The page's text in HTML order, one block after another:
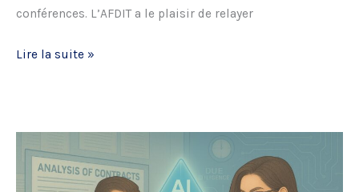
conférences. L’AFDIT a le plaisir de relayer
CNEJITA
fondamentaux
Lire la suite »